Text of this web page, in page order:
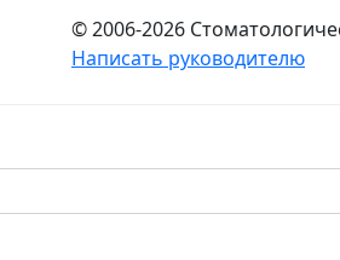
© 2006-2026
Написать руководителю